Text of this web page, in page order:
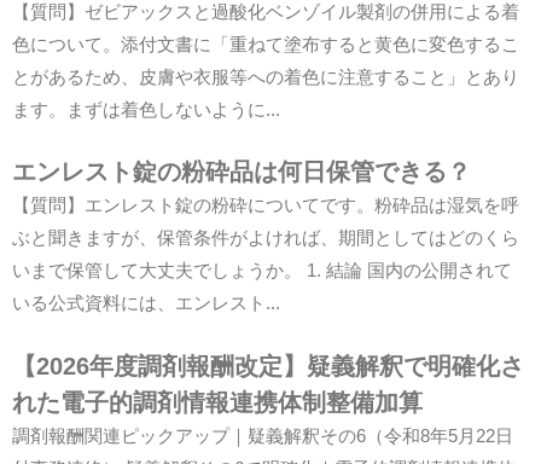
【質問】ゼビアックスと過酸化ベンゾイル製剤の併用による着
色について。添付文書に「重ねて塗布すると黄色に変色するこ
とがあるため、皮膚や衣服等への着色に注意すること」とあり
ます。まずは着色しないように...
エンレスト錠の粉砕品は何日保管できる？
【質問】エンレスト錠の粉砕についてです。粉砕品は湿気を呼
ぶと聞きますが、保管条件がよければ、期間としてはどのくら
いまで保管して大丈夫でしょうか。 1. 結論 国内の公開されて
いる公式資料には、エンレスト...
【2026年度調剤報酬改定】疑義解釈で明確化さ
れた電子的調剤情報連携体制整備加算
調剤報酬関連ピックアップ｜疑義解釈その6（令和8年5月22日